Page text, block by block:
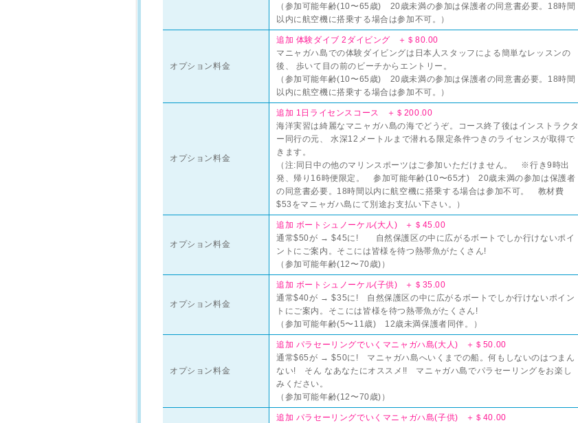
（参加可能年齢(10〜65歳) 20歳未満の参加は保護者の同意書必要。18時間
以内に航空機に搭乗する場合は参加不可。）
オプション料金
追加 体験ダイブ 2ダイビング ＋＄80.00
マニャガハ島での体験ダイビングは日本人スタッフによる簡単なレッスンの
後、 歩いて目の前のビーチからエントリー。
（参加可能年齢(10〜65歳) 20歳未満の参加は保護者の同意書必要。18時間
以内に航空機に搭乗する場合は参加不可。）
オプション料金
追加 1日ライセンスコース ＋＄200.00
海洋実習は綺麗なマニャガハ島の海でどうぞ。コース終了後はインストラクタ
ー同行の元、 水深12メートルまで潜れる限定条件つきのライセンスが取得で
きます。
（注:同日中の他のマリンスポーツはご参加いただけません。 ※行き9時出
発、帰り16時便限定。 参加可能年齢(10〜65才) 20歳未満の参加は保護者
の同意書必要。18時間以内に航空機に搭乗する場合は参加不可。 教材費
$53をマニャガハ島にて別途お支払い下さい。）
オプション料金
追加 ボートシュノーケル(大人) ＋＄45.00
通常$50が → $45に! 自然保護区の中に広がるボートでしか行けないポイ
ントにご案内。そこには皆様を待つ熱帯魚がたくさん!
（参加可能年齢(12〜70歳)）
オプション料金
追加 ボートシュノーケル(子供) ＋＄35.00
通常$40が → $35に! 自然保護区の中に広がるボートでしか行けないポイン
トにご案内。そこには皆様を待つ熱帯魚がたくさん!
（参加可能年齢(5〜11歳) 12歳未満保護者同伴。）
オプション料金
追加 パラセーリングでいくマニャガハ島(大人) ＋＄50.00
通常$65が → $50に! マニャガハ島へいくまでの船。何もしないのはつまん
ない! そん なあなたにオススメ!! マニャガハ島でパラセーリングをお楽し
みください。
（参加可能年齢(12〜70歳)）
追加 パラセーリングでいくマニャガハ島(子供) ＋＄40.00